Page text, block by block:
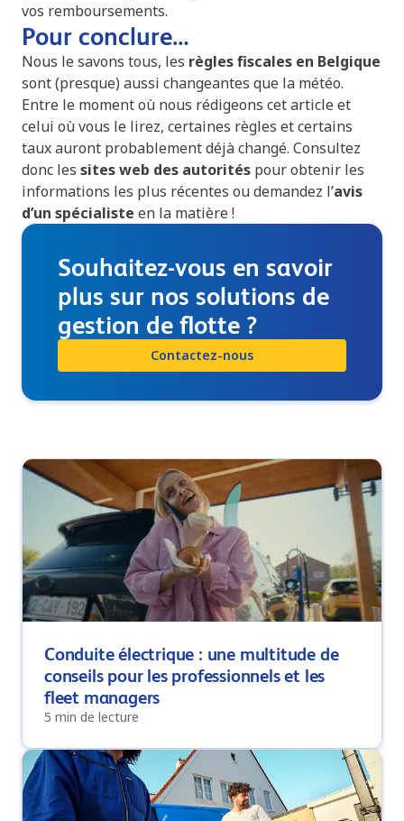
vos remboursements.
Pour conclure…
Nous le savons tous, les règles fiscales en Belgique
sont (presque) aussi changeantes que la météo.
Entre le moment où nous rédigeons cet article et
celui où vous le lirez, certaines règles et certains
taux auront probablement déjà changé. Consultez
donc les sites web des autorités pour obtenir les
informations les plus récentes ou demandez l’avis
d’un spécialiste en la matière !
Souhaitez-vous en savoir
plus sur nos solutions de
gestion de flotte ?
Contactez-nous
Conduite électrique : une multitude de
conseils pour les professionnels et les
fleet managers
5 min de lecture